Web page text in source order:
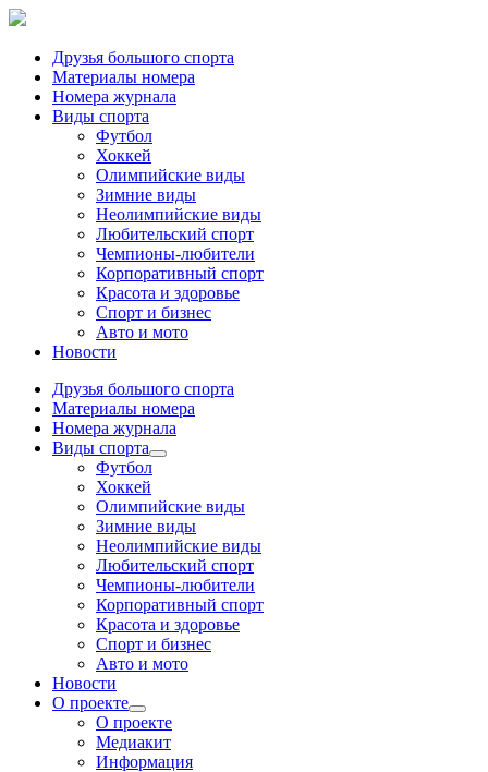
Друзья большого спорта
Материалы номера
Номера журнала
Виды спорта
Футбол
Хоккей
Олимпийские виды
Зимние виды
Неолимпийские виды
Любительский спорт
Чемпионы-любители
Корпоративный спорт
Красота и здоровье
Спорт и бизнес
Авто и мото
Новости
Друзья большого спорта
Материалы номера
Номера журнала
Виды спорта
Футбол
Хоккей
Олимпийские виды
Зимние виды
Неолимпийские виды
Любительский спорт
Чемпионы-любители
Корпоративный спорт
Красота и здоровье
Спорт и бизнес
Авто и мото
Новости
О проекте
О проекте
Медиакит
Информация